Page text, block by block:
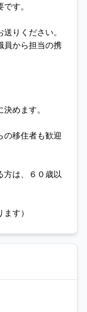
す。
りください。
員から担当の携
めます。
の移住者も歓迎
方は、６０歳以
す）